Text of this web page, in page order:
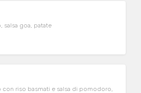
salsa goa, patate
riso basmati e salsa di pomodoro,